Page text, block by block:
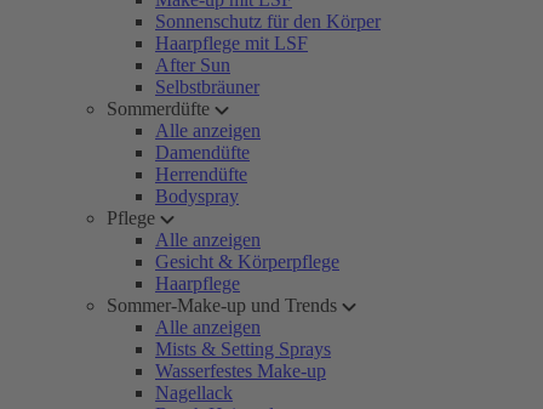
Sonnenschutz für den Körper
Haarpflege mit LSF
After Sun
Selbstbräuner
Sommerdüfte
Alle anzeigen
Damendüfte
Herrendüfte
Bodyspray
Pflege
Alle anzeigen
Gesicht & Körperpflege
Haarpflege
Sommer-Make-up und Trends
Alle anzeigen
Mists & Setting Sprays
Wasserfestes Make-up
Nagellack